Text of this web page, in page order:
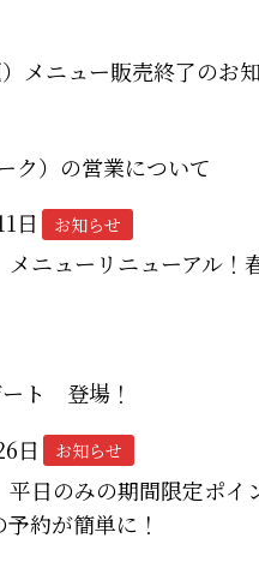
メニュー販売終了のお
ク）の営業について
日
お知らせ
メニューリニューアル
ート 登場！
日
お知らせ
平日のみの期間限定ポ
約が簡単に！